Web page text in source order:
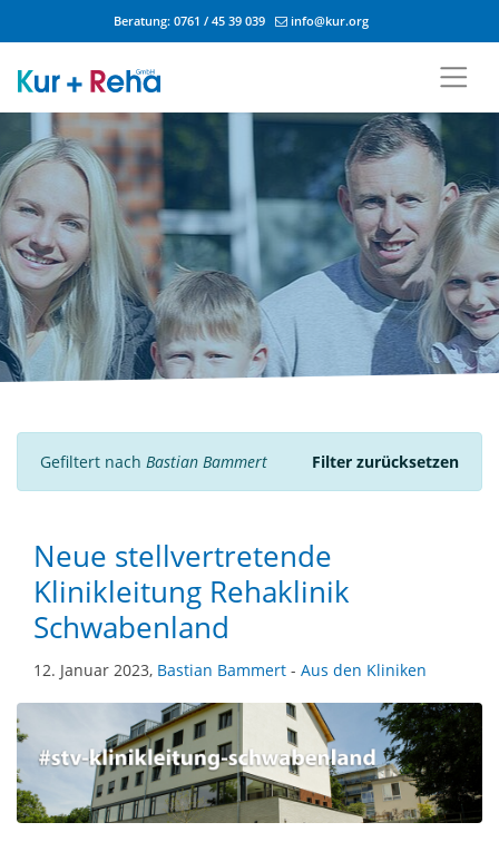
Beratung: 0761 / 45 39 039 info@kur.org
Gefiltert nach Bastian Bammert Filter zurücksetzen
Neue stellvertretende
Klinikleitung Rehaklinik
Schwabenland
12. Januar 2023, Bastian Bammert - Aus den Kliniken